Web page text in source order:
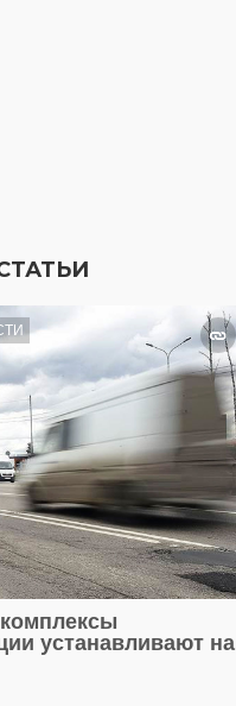
устанавливают на